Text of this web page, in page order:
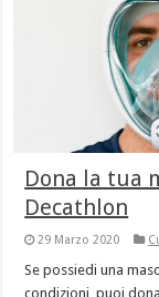
Dona la tua
Decathlon
29 Marzo 2020
Se possiedi una
condizioni, puoi